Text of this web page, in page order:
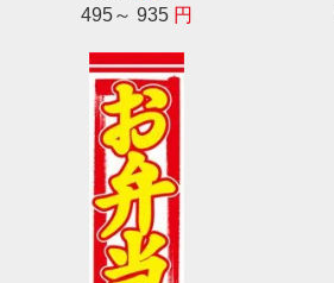
495～ 935 円